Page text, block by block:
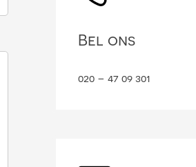
Bel ons
020 – 47 09 301